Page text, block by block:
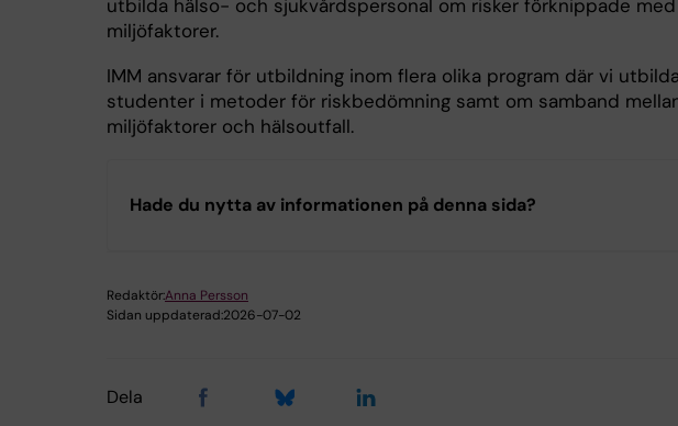
utbilda hälso- och sjukvårdspersonal om risker förknippade med
miljöfaktorer.
IMM ansvarar för utbildning inom flera olika program där vi
studenter i metoder för riskbedömning samt om samband
miljöfaktorer och hälsoutfall.
Hade du nytta av informationen på denna sida?
Redaktör:Anna Persson
Sidan uppdaterad:2026-07-02
Dela